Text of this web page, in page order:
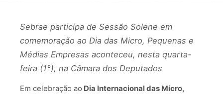
Sebrae participa de Sessão Solene em
comemoração ao Dia das Micro, Pequenas e
Médias Empresas aconteceu, nesta quarta-
feira (1°), na Câmara dos Deputados
Em celebração ao Dia Internacional das Micro,